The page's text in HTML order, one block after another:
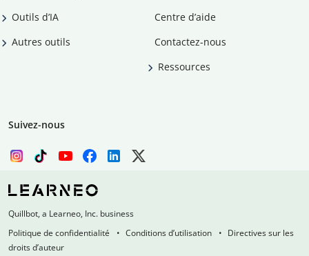
Outils d’IA
Autres outils
Centre d’aide
Contactez-nous
Ressources
Suivez-nous
Quillbot, a Learneo, Inc. business
Politique de confidentialité
Conditions d’utilisation
Directives sur les
droits d’auteur